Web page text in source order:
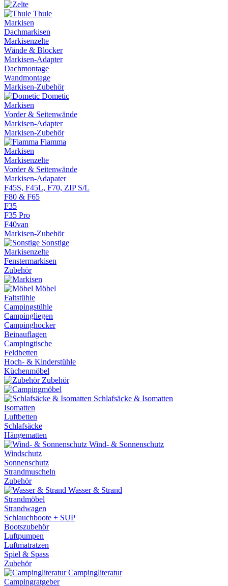
Thule
Markisen
Dachmarkisen
Markisenzelte
Wände & Blocker
Markisen-Adapter
Dachmontage
Wandmontage
Markisen-Zubehör
Dometic
Markisen
Vorder & Seitenwände
Markisen-Adapter
Markisen-Zubehör
Fiamma
Markisen
Markisenzelte
Vorder & Seitenwände
Markisen-Adapater
F45S, F45L, F70, ZIP S/L
F80 & F65
F35
F35 Pro
F40van
Markisen-Zubehör
Sonstige
Markisenzelte
Fenstermarkisen
Zubehör
Möbel
Faltstühle
Campingstühle
Campingliegen
Campinghocker
Beinauflagen
Campingtische
Feldbetten
Hoch- & Kinderstühle
Küchenmöbel
Zubehör
Schlafsäcke & Isomatten
Isomatten
Luftbetten
Schlafsäcke
Hängematten
Wind- & Sonnenschutz
Windschutz
Sonnenschutz
Strandmuscheln
Zubehör
Wasser & Strand
Strandmöbel
Strandwagen
Schlauchboote + SUP
Bootszubehör
Luftpumpen
Luftmatratzen
Spiel & Spass
Zubehör
Campingliteratur
Campingratgeber